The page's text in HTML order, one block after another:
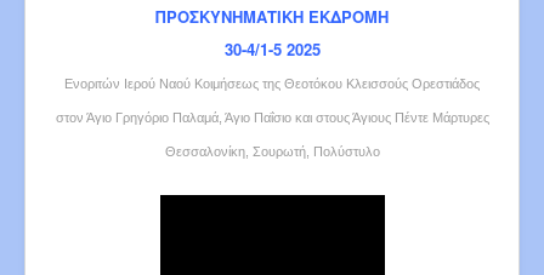
ΠΡΟΣΚΥΝΗΜΑΤΙΚΗ ΕΚΔΡΟΜΗ
30-4/1-5 2025
Ενοριτών Ιερού Ναού Κοιμήσεως της Θεοτόκου Κλεισσούς Ορεστιάδος
στον Άγιο Γρηγόριο Παλαμά, Άγιο Παΐσιο και στους Άγιους Πέντε Μάρτυρες
Θεσσαλονίκη, Σουρωτή, Πολύστυλο